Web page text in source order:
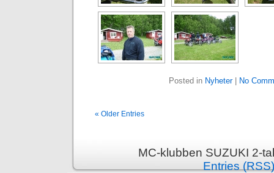
Posted in Nyheter| No
« Older Entries
MC-klubben SUZUKI 2-
Entries (RSS)